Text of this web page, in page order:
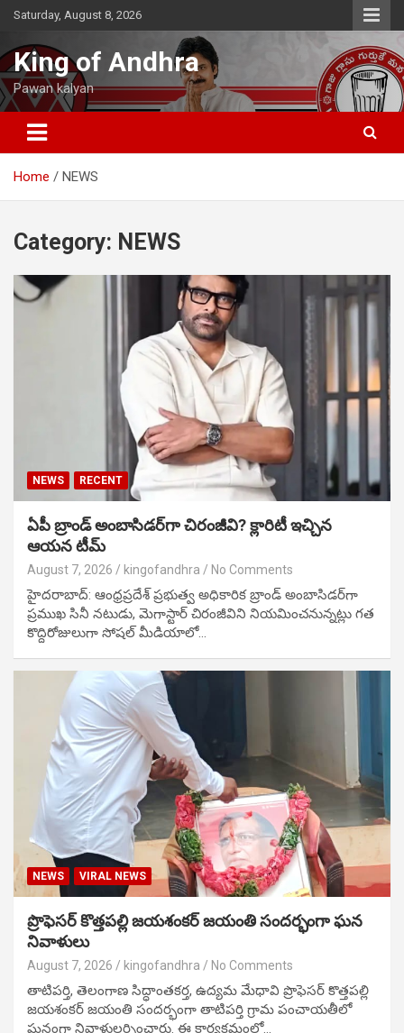
Skip
content
Saturday, August 8, 2026
King of Andhra
Pawan kalyan
Home NEWS
Category: NEWS
NEWS RECENT
ఏపీ బ్రాండ్ అంబాసిడర్‌గా చిరంజీవి? క్లారిటీ ఇచ్చిన
ఆయన టీమ్
August 7, 2026 kingofandhra No Comments
హైదరాబాద్: ఆంధ్రప్రదేశ్ ప్రభుత్వ అధికారిక బ్రాండ్ అంబాసిడర్‌గా
ప్రముఖ సినీ నటుడు, మెగాస్టార్ చిరంజీవిని నియమించనున్నట్లు గత
కొద్దిరోజులుగా సోషల్ మీడియాలో…
NEWS VIRAL NEWS
ప్రొఫెసర్ కొత్తపల్లి జయశంకర్ జయంతి సందర్భంగా ఘన
నివాళులు
August 7, 2026 kingofandhra No Comments
తాటిపర్తి, తెలంగాణ సిద్ధాంతకర్త, ఉద్యమ మేధావి ప్రొఫెసర్ కొత్తపల్లి
జయశంకర్ జయంతి సందర్భంగా తాటిపర్తి గ్రామ పంచాయతీలో
ఘనంగా నివాళులర్పించారు. ఈ కార్యక్రమంలో…